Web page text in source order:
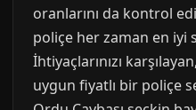
oranlarını da kontrol
poliçe her zaman en iyi
İhtiyaçlarınızı
uygun fiyatlı bir poliçe